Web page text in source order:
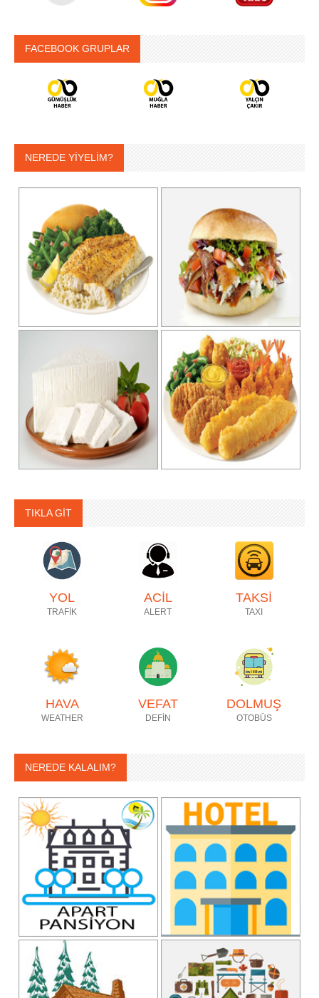
FACEBOOK GRUPLAR
NEREDE YİYELİM?
TIKLA GİT
YOL
TRAFİK
ACİL
ALERT
TAKSİ
TAXI
HAVA
WEATHER
VEFAT
DEFİN
DOLMUŞ
OTOBÜS
NEREDE KALALIM?